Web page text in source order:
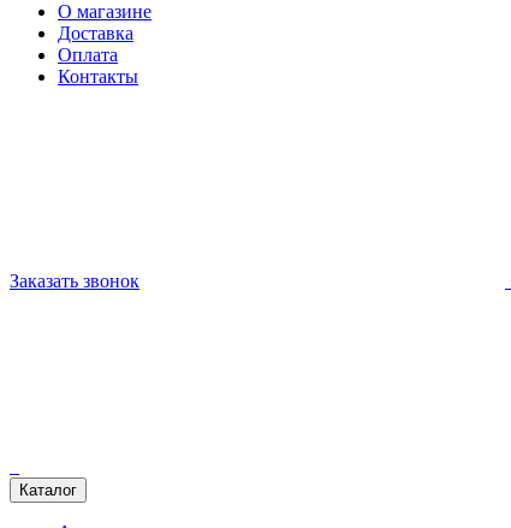
О магазине
Доставка
Оплата
Контакты
Заказать звонок
Каталог